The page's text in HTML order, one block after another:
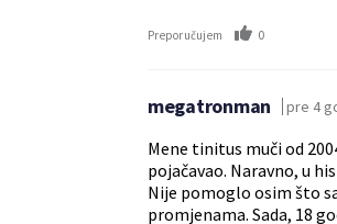
Preporučujem 0
megatronman pre 4
Mene tinitus muči od
pojačavao. Naravno, u
Nije pomoglo osim što
promjenama. Sada, 18